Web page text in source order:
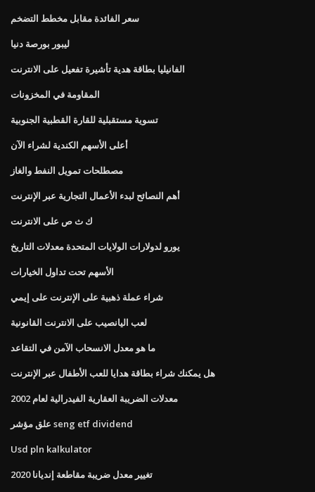
سعر الفائدة مقابل مخطط التضخم
ليبور بورصة دنيا
الفانيليا بطاقة هدية تأشيرة تفعيل على الانترنت
المقاومة في المخزونات
تسوية مستقبلية للقارة القطبية الجنوبية
أعلى الأسهم الكندية لشراء الآن
مصطلحات تمويل النفط والغاز
أهم النصائح لبدء الأعمال التجارية عبر الإنترنت
ك ث ص على الانترنت
يورو لدولارات الولايات المتحدة معدلات التاريخ
الأسهم تحت تداول الخيارات
شراء عملة ذهبية على الإنترنت على إيمي
لعب اليانصيب على الانترنت القانونية
ما هو معدل الانسحاب الآمن في التقاعد
هل يمكنك شراء بطاقة هدايا للعب الأطفال عبر الإنترنت
معدلات الضريبة العقارية الفيدرالية لعام 2002
علق مؤشر seng etf dividend
Usd pln kalkulator
تغيير معدل ضريبة مقاطعة إنديانا 2020